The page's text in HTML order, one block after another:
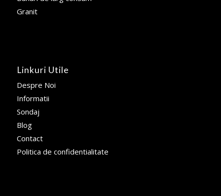
Granit
Linkuri Utile
Despre Noi
Informatii
Sondaj
Blog
Contact
Politica de confidentialitate